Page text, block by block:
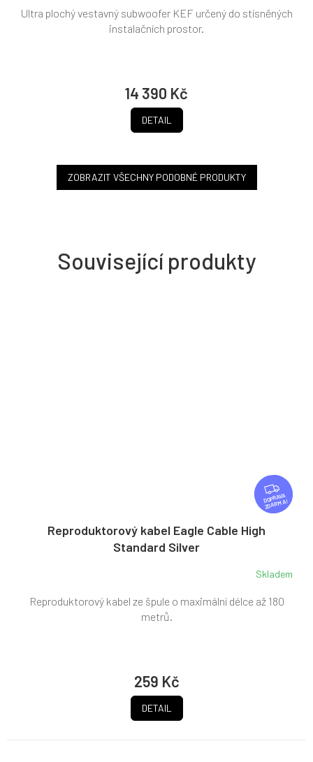
Související produkty
Z
D
A
ZDARMA
Reproduktorový kabel Eagle Cable High
Standard Silver
Skladem
259 Kč
DETAIL
Reproduktorový kabel ze špule o maximální délce až 180
metrů.
14 390 Kč
DETAIL
Ultra plochý vestavný subwoofer KEF určený do stísněných
instalačních prostor.
ZOBRAZIT VŠECHNY PODOBNÉ PRODUKTY